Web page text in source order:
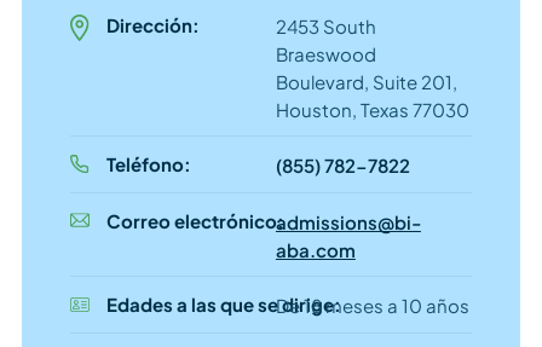
Dirección:
2453 South
Braeswood
Boulevard, Suite 201,
Houston, Texas 77030
Teléfono: (855) 782-7822
Correo electrónico:admissions@bi-
aba.com
Edades a las que se dirige:De 18 meses a 10 años